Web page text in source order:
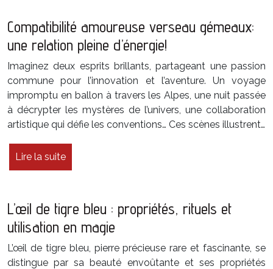
Compatibilité amoureuse verseau gémeaux:
une relation pleine d’énergie!
Imaginez deux esprits brillants, partageant une passion
commune pour l’innovation et l’aventure. Un voyage
impromptu en ballon à travers les Alpes, une nuit passée
à décrypter les mystères de l’univers, une collaboration
artistique qui défie les conventions… Ces scènes illustrent…
Lire la suite
L’œil de tigre bleu : propriétés, rituels et
utilisation en magie
L’œil de tigre bleu, pierre précieuse rare et fascinante, se
distingue par sa beauté envoûtante et ses propriétés